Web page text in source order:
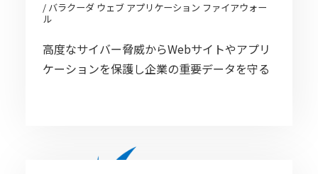
/ バラクーダ ウェブ アプリケーション ファイアウォー
ル
高度なサイバー脅威からWebサイトやアプリ
ケーションを保護し企業の重要データを守る